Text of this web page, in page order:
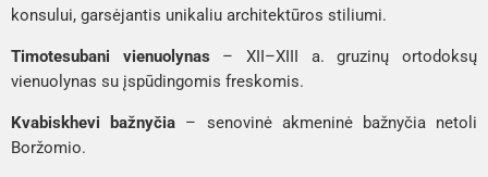
konsului, garsėjantis unikaliu architektūros stiliumi.
Timotesubani vienuolynas – XII–XIII a. gruzinų ortodoksų
vienuolynas su įspūdingomis freskomis.
Kvabiskhevi bažnyčia – senovinė akmeninė bažnyčia netoli
Boržomio.